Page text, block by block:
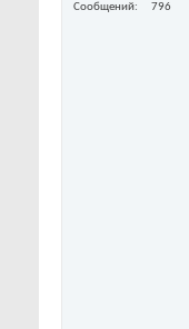
Сообщений
796